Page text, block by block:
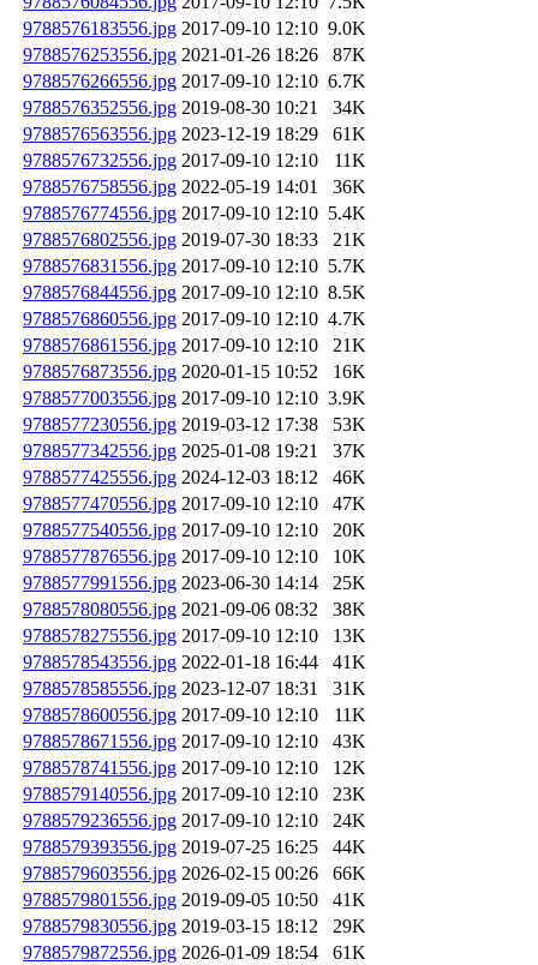
9788576183556.jpg 2017-09-10 12:10 9.0K
9788576253556.jpg 2021-01-26 18:26
87K
9788576266556.jpg 2017-09-10 12:10 6.7K
9788576352556.jpg 2019-08-30 10:21
34K
9788576563556.jpg 2023-12-19 18:29
61K
9788576732556.jpg 2017-09-10 12:10
11K
9788576758556.jpg 2022-05-19 14:01
36K
9788576774556.jpg 2017-09-10 12:10 5.4K
9788576802556.jpg 2019-07-30 18:33
21K
9788576831556.jpg 2017-09-10 12:10 5.7K
9788576844556.jpg 2017-09-10 12:10 8.5K
9788576860556.jpg 2017-09-10 12:10 4.7K
9788576861556.jpg 2017-09-10 12:10
21K
9788576873556.jpg 2020-01-15 10:52
16K
9788577003556.jpg 2017-09-10 12:10 3.9K
9788577230556.jpg 2019-03-12 17:38
53K
9788577342556.jpg 2025-01-08 19:21
37K
9788577425556.jpg 2024-12-03 18:12
46K
9788577470556.jpg 2017-09-10 12:10
47K
9788577540556.jpg 2017-09-10 12:10
20K
9788577876556.jpg 2017-09-10 12:10
10K
9788577991556.jpg 2023-06-30 14:14
25K
9788578080556.jpg 2021-09-06 08:32
38K
9788578275556.jpg 2017-09-10 12:10
13K
9788578543556.jpg 2022-01-18 16:44
41K
9788578585556.jpg 2023-12-07 18:31
31K
9788578600556.jpg 2017-09-10 12:10
11K
9788578671556.jpg 2017-09-10 12:10
43K
9788578741556.jpg 2017-09-10 12:10
12K
9788579140556.jpg 2017-09-10 12:10
23K
9788579236556.jpg 2017-09-10 12:10
24K
9788579393556.jpg 2019-07-25 16:25
44K
9788579603556.jpg 2026-02-15 00:26
66K
9788579801556.jpg 2019-09-05 10:50
41K
9788579830556.jpg 2019-03-15 18:12
29K
9788579872556.jpg 2026-01-09 18:54
61K